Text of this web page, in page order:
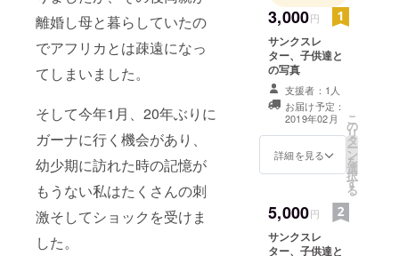
離婚し母と暮らしていたの
でアフリカとは疎遠になっ
てしまいました。
そして今年1月、20年ぶりに
ガーナに行く機会があり、
幼少期に訪れた時の記憶が
もうない私はたくさんの刺
激そしてショックを受けま
した。
3,000円
サンクスレ
ター、子供達と
の写真
支援者：1人
お届け予定：
2019年02月
詳細を見る
こ
の
リ
タ
ー
ン
を
選
択
す
る
5,000円
サンクスレ
ター、子供達と